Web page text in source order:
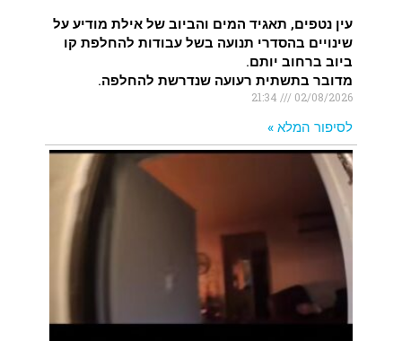
עין נטפים, תאגיד המים והביוב של אילת מודיע על
שינויים בהסדרי תנועה בשל עבודות להחלפת קו
ביוב ברחוב יותם.
מדובר בתשתית רעועה שנדרשת להחלפה.
02/08/2026
לסיפור המלא »